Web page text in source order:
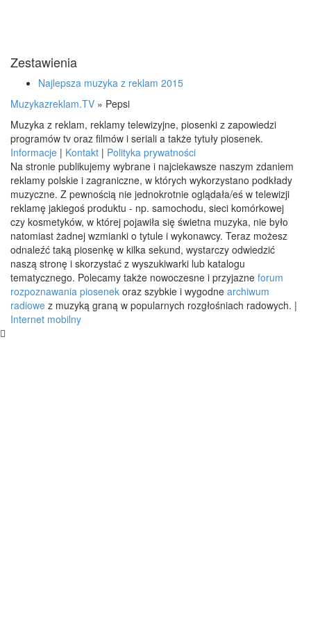
Zestawienia
Najlepsza muzyka z reklam 2015
Muzykazreklam.TV » Pepsi
Muzyka z reklam, reklamy telewizyjne, piosenki z zapowiedzi
programów tv oraz filmów i seriali a także tytuły piosenek.
Informacje | Kontakt | Polityka prywatności
Na stronie publikujemy wybrane i najciekawsze naszym zdaniem
reklamy polskie i zagraniczne, w których wykorzystano podkłady
muzyczne. Z pewnością nie jednokrotnie oglądała/eś w telewizji
reklamę jakiegoś produktu - np. samochodu, sieci komórkowej
czy kosmetyków, w której pojawiła się świetna muzyka, nie było
natomiast żadnej wzmianki o tytule i wykonawcy. Teraz możesz
odnaleźć taką piosenkę w kilka sekund, wystarczy odwiedzić
naszą stronę i skorzystać z wyszukiwarki lub katalogu
tematycznego. Polecamy także nowoczesne i przyjazne forum
rozpoznawania piosenek oraz szybkie i wygodne archiwum
radiowe z muzyką graną w popularnych rozgłośniach radowych. |
Internet mobilny